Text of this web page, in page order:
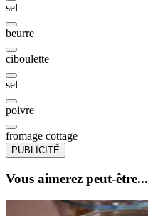
sel
beurre
ciboulette
sel
poivre
fromage cottage
PUBLICITÉ
Vous aimerez peut-être...